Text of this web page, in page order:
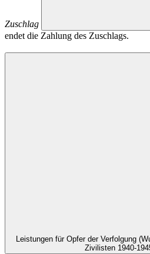
Zuschlag
endet die Zahlung des Zuschlags.
Leistungen für Opfer der Verfolgung
Zivilisten 1940-